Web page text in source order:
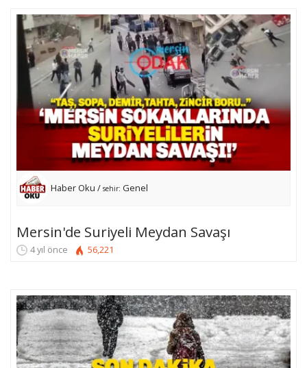
Haber Oku / sehir: Genel
Mersin'de Suriyeli Meydan Savaşı
4 yıl önce 56,221